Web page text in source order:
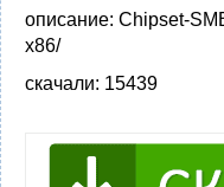
описание: Chipset-
x86/
скачали: 15439